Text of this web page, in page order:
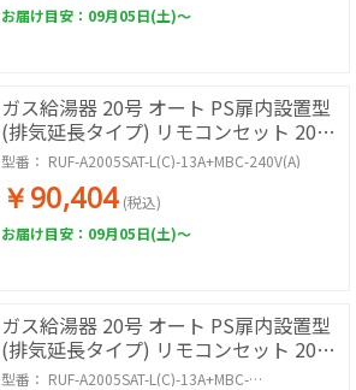
お届け目安：09月05日(土)～
ガス給湯器 20号 オート PS扉内設置型
(排気延長タイプ) リモコンセット 20A
都市ガス
型番： RUF-A2005SAT-L(C)-13A+MBC-240V(A)
￥90,404 (税込)
お届け目安：09月05日(土)～
ガス給湯器 20号 オート PS扉内設置型
(排気延長タイプ) リモコンセット 20A
都市ガス 取付工事セット
型番： RUF-A2005SAT-L(C)-13A+MBC-